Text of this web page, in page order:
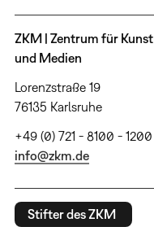
ZKM | Zentrum für Kunst
und Medien
Lorenzstraße 19
76135 Karlsruhe
+49 (0) 721 - 8100 - 1200
info@zkm.de
Stifter des ZKM